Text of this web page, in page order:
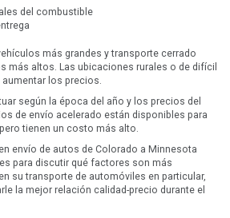
del combustible
más grandes y transporte cerrado
más altos. Las ubicaciones rurales o de difícil
los precios.
según la época del año y los precios del
de envío acelerado están disponibles para
tienen un costo más alto.
envío de autos de Colorado a Minnesota
para discutir qué factores son más
su transporte de automóviles en particular,
la mejor relación calidad-precio durante el